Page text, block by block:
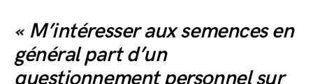
« M’intéresser aux semences en
général part d’un
questionnement personnel sur